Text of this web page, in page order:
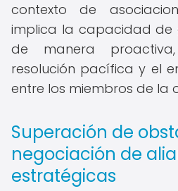
contexto de
implica la capacidad de
de manera
resolución pacífica y el
entre los miembros de la
Superación de
negociación de
estratégicas